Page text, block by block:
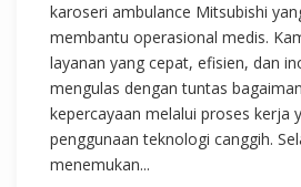
karoseri ambulance Mitsubishi
membantu operasional medis.
layanan yang cepat, efisien, dan
mengulas dengan tuntas
kepercayaan melalui proses kerja
penggunaan teknologi canggih.
menemukan...